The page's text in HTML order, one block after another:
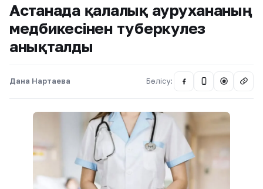
Астанада қалалық аурухананың
медбикесінен туберкулез
анықталды
Дана Нартаева Бөлісу: @